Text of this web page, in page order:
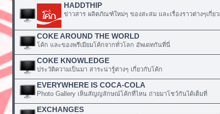
HADDTHIP
ข่าวสาร ผลิตภัณฑ์ใหม่ๆ ของสะสม และเรื่องราวต่างๆเกี่ย
COKE AROUND THE WORLD
โค้ก และของพรีเมียมโค้กจากทั่วโลก อัพเดทกันที่นี่
COKE KNOWLEDGE
ประวัติความเป็นมา สาระน่ารู้ต่างๆ เกี่ยวกับโค้ก
EVERYWHERE IS COCA-COLA
Photo Gallery เห็นสัญญลักษณ์โค้กที่ไหน ถ่ายมาโชว์กันได้เต็มที่
EXCHANGES